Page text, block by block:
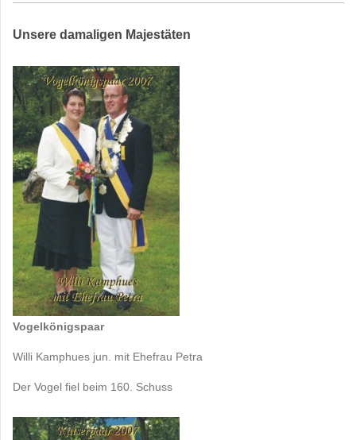
Unsere damaligen Majestäten
Vogelkönigspaar
Willi Kamphues jun. mit Ehefrau Petra
Der Vogel fiel beim 160. Schuss